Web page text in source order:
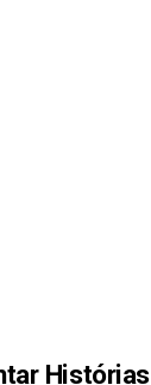
Histórias